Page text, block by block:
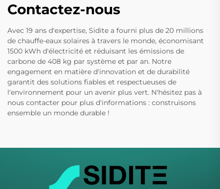
Contactez-nous
Avec 19 ans d'expertise, Sidite a fourni plus de 20 millions
de chauffe-eaux solaires à travers le monde, économisant
1500 kWh d'électricité et réduisant les émissions de
carbone de 408 kg par système et par an. Notre
engagement en matière d'innovation et de durabilité
garantit des solutions fiables et respectueuses de
l'environnement pour un avenir plus vert. N'hésitez pas à
nous contacter pour plus d'informations : construisons
ensemble un monde durable !